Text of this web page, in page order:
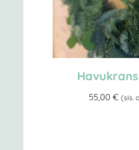
55,00 € (sis.